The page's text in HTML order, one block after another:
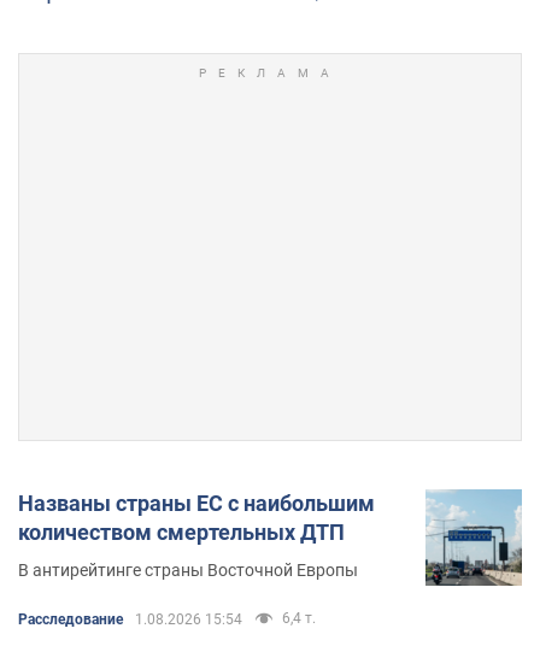
Названы страны ЕС с наибольшим
количеством смертельных ДТП
В антирейтинге страны Восточной Европы
Расследование 1.08.2026 15:54 6,4 т.